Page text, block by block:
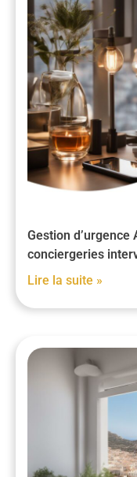
Gestion d’urgence
conciergeries
Lire la suite »